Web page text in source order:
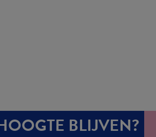
BLIJVEN?